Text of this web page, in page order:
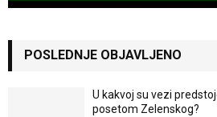
POSLEDNJE OBJAVLJENO
U kakvoj su vezi
posetom Zelenskog?